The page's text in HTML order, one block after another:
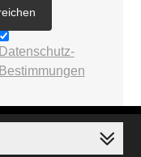
Datenschutz-
Bestimmungen